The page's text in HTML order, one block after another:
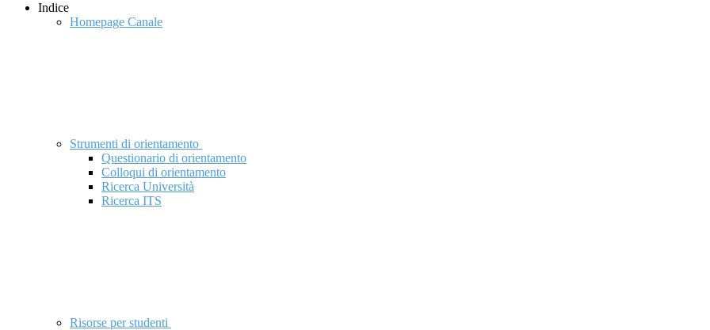
Indice
Homepage Canale
Strumenti di orientamento
Questionario di orientamento
Colloqui di orientamento
Ricerca Università
Ricerca ITS
Risorse per studenti